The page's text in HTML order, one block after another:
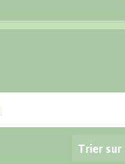
Trier sur